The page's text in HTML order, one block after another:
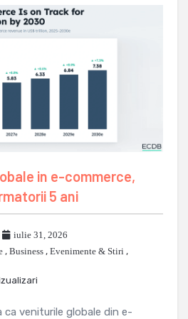
in e-commerce,
5 ani
iulie 31, 2026
, Business , Evenimente & Stiri ,
ca veniturile globale din e-